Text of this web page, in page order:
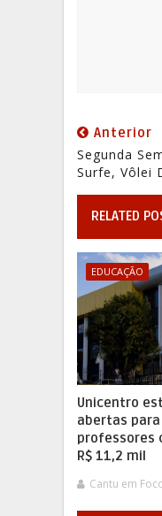
Anterior
Segunda
Surfe, Vôlei
RELATED
EDUCAÇÃO
Unicentro
abertas
professores
R$ 11,2 mil
Cantu em